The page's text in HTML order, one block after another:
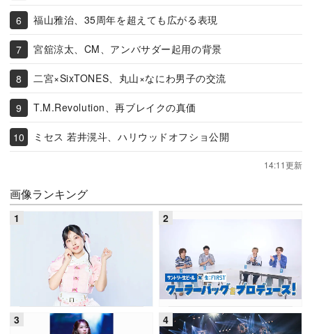
福山雅治、35周年を超えても広がる表現
宮舘涼太、CM、アンバサダー起用の背景
二宮×SixTONES、丸山×なにわ男子の交流
T.M.Revolution、再ブレイクの真価
ミセス 若井滉斗、ハリウッドオフショ公開
14:11更新
画像ランキング